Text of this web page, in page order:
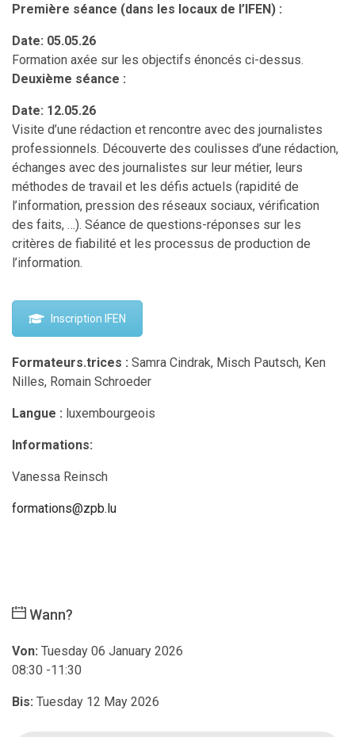
Première séance (dans les locaux de l’IFEN) :
Date: 05.05.26
Formation axée sur les objectifs énoncés ci-dessus.
Deuxième séance :
Date: 12.05.26
Visite d’une rédaction et rencontre avec des journalistes
professionnels. Découverte des coulisses d’une rédaction,
échanges avec des journalistes sur leur métier, leurs
méthodes de travail et les défis actuels (rapidité de
l’information, pression des réseaux sociaux, vérification
des faits, …). Séance de questions-réponses sur les
critères de fiabilité et les processus de production de
l’information.
Inscription IFEN
Formateurs.trices : Samra Cindrak, Misch Pautsch, Ken
Nilles, Romain Schroeder
Langue : luxembourgeois
Informations:
Vanessa Reinsch
formations@zpb.lu
Wann?
Von: Tuesday 06 January 2026
08:30 -11:30
Bis: Tuesday 12 May 2026